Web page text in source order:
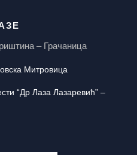
– Грачаница
Митровица
“Др Лаза Лазаревић” –